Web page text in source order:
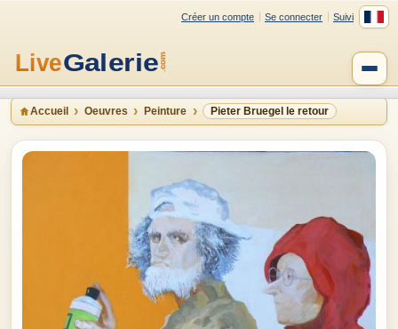
Créer un compte Se connecter Suivi
Accueil Oeuvres Peinture Pieter Bruegel le retour